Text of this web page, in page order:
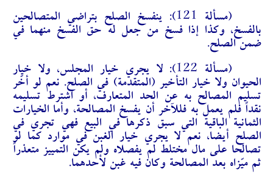
(مسألة 121):
ينفسخ الصلح بتراضي المتصالحين
بالفسخ، وكذا إذا فسخ من جعل له حق الفسخ منهما في
ضمن الصلح.
(مسألة 122):
لا يجري خيار المجلس، ولا خيار
الحيوان ولا خيار التأخير (المتقدمة) في الصلح. نعم لو أخّر
تسليم المصالح به عن الحد المتعارف، أو اشترط تسليمه
نقداً فلم يعمل به فللآخر أن يفسخ المصالحة، وأما الخيارات
الثمانية الباقية التي سبق ذكرها في البيع فهي تجري في
الصلح أيضا، نعم لا يجري خيار الغبن في موارد كما لو
تصالحا على مال مختلط لم يفصلاه ولم يكن التمييز متعذراً
ثم ميّزاه بعد المصالحة وكان فيه غبن لأحدهما.